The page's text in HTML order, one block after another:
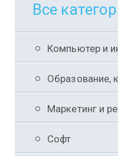
Все
Компьютер и
Образование,
Маркетинг и
Софт